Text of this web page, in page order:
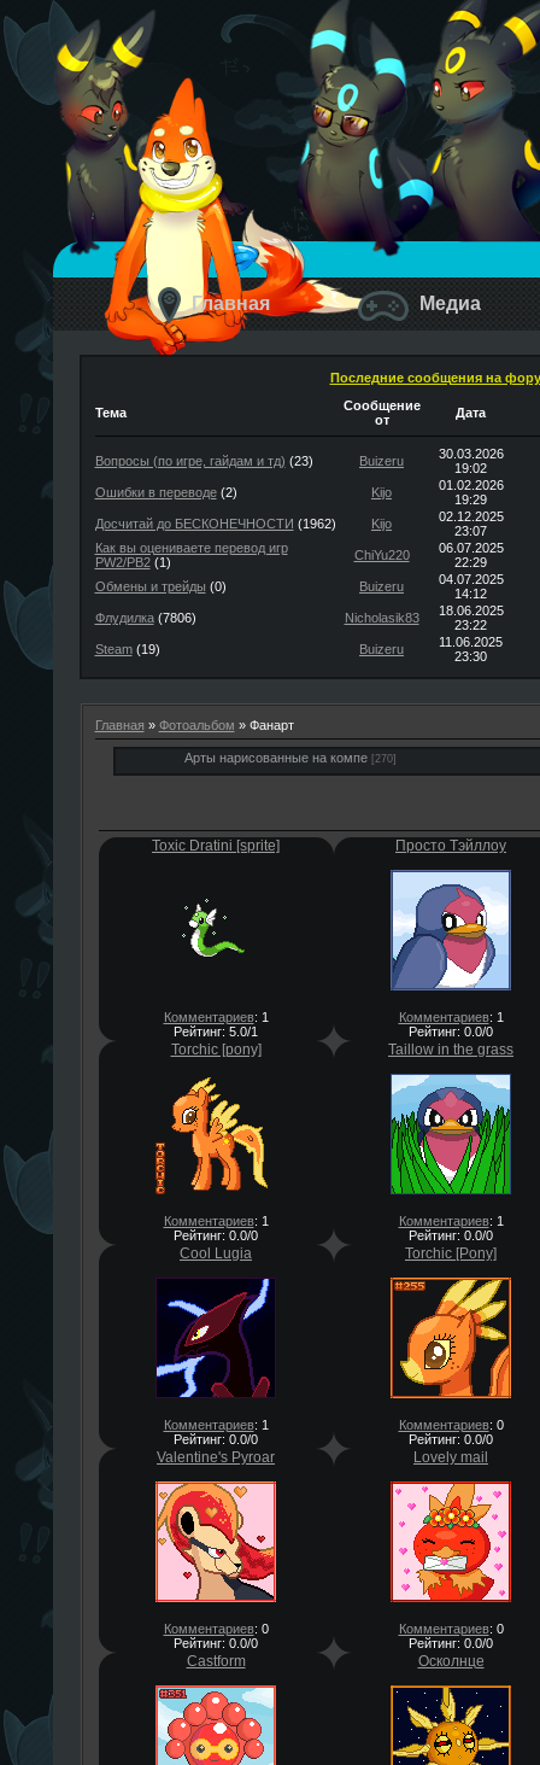
Главная Медиа
Последние сообщения на
Тема
Сообщение
от
Дата
Вопросы (по игре, гайдам и тд) (23) Buizeru
30.03.2026
19:02
Ошибки в переводе(2) Kijo
01.02.2026
19:29
Досчитай до БЕСКОНЕЧНОСТИ (1962) Kijo
02.12.2025
23:07
Как вы оцениваете перевод игр
PW2/PB2(1) ChiYu220
06.07.2025
22:29
Обмены и трейды (0) Buizeru
04.07.2025
14:12
Флудилка(7806) Nicholasik83
18.06.2025
23:22
Steam(19) Buizeru
11.06.2025
23:30
Главная » Фотоальбом » Фанарт
Арты нарисованные на компе [270]
Toxic Dratini [sprite]
Комментариев: 1
Рейтинг: 5.0/1
Просто Тэйллоу
Комментариев: 1
Рейтинг: 0.0/0
Torchic [pony]
Комментариев: 1
Рейтинг: 0.0/0
Taillow in the grass
Комментариев: 1
Рейтинг: 0.0/0
Cool Lugia
Комментариев: 1
Рейтинг: 0.0/0
Torchic [Pony]
Комментариев: 0
Рейтинг: 0.0/0
Valentine's Pyroar
Комментариев: 0
Рейтинг: 0.0/0
Lovely mail
Комментариев: 0
Рейтинг: 0.0/0
Castform Осколнце